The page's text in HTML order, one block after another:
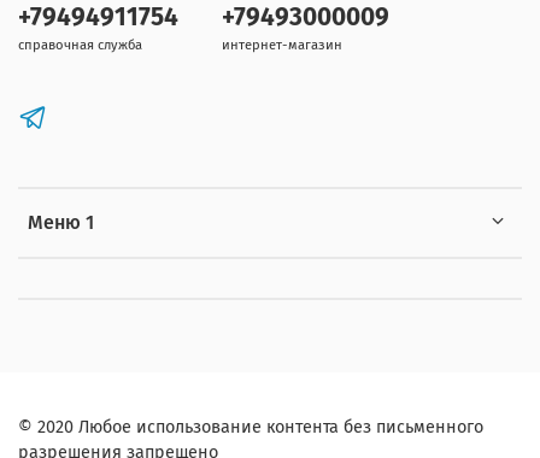
Меню 1
+79494911754
справочная служба
+79493000009
интернет-магазин
© 2020 Любое использование контента без письменного
разрешения запрещено